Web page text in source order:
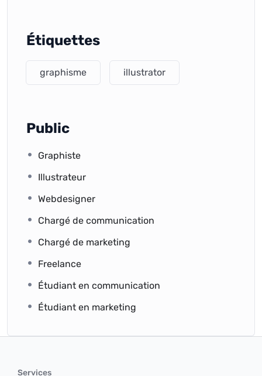
Étiquettes
graphisme illustrator
Public
Graphiste
Illustrateur
Webdesigner
Chargé de communication
Chargé de marketing
Freelance
Étudiant en communication
Étudiant en marketing
Services